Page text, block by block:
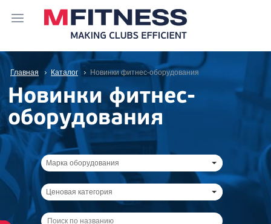
Главная Каталог Новинки фитнес-оборудования
Новинки фитнес-
оборудования
Марка оборудования
Ценовая категория